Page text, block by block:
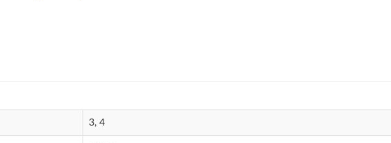
3, 4